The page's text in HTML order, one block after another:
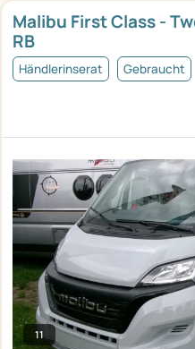
Malibu First Class -
RB
Händlerinserat Gebraucht
11